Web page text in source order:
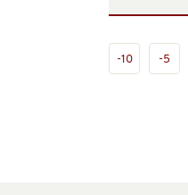
-10 -5